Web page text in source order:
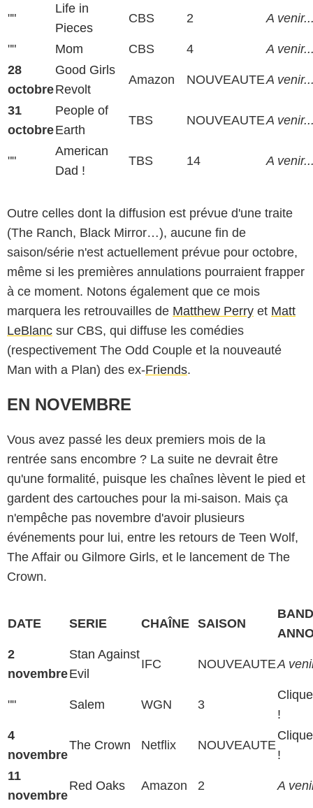
""
Life in
Pieces
CBS 2 A
"" Mom CBS 4
A
28
octobre
Good Girls
Revolt
Amazon NOUVEAUTEA
31
octobre
People of
Earth
TBS NOUVEAUTEA
""
American
Dad !
TBS 14 A
Outre celles dont la diffusion est prévue d'une traite
(The Ranch, Black Mirror…), aucune fin de
saison/série n'est actuellement prévue pour octobre,
même si les premières annulations pourraient frapper
à ce moment. Notons également que ce mois
marquera les retrouvailles de Matthew Perry et Matt
LeBlanc sur CBS, qui diffuse les comédies
(respectivement The Odd Couple et la nouveauté
Man with a Plan) des ex-Friends.
EN NOVEMBRE
Vous avez passé les deux premiers mois de la
rentrée sans encombre ? La suite ne devrait être
qu'une formalité, puisque les chaînes lèvent le pied et
gardent des cartouches pour la mi-saison. Mais ça
n'empêche pas novembre d'avoir plusieurs
événements pour lui, entre les retours de Teen Wolf,
The Affair ou Gilmore Girls, et le lancement de The
Crown.
DATE SERIE CHAÎNE SAISON
2
novembre
Stan Against
Evil
IFC NOUVEAUTEA
"" Salem WGN 3
!
4
novembre
The Crown Netflix NOUVEAUTE
!
11
novembre
Red Oaks Amazon 2 A